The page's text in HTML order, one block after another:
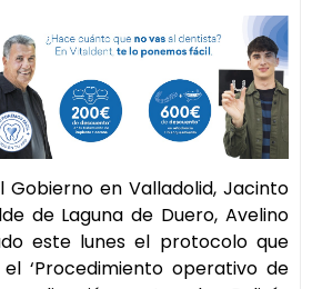
Gobierno en Valladolid, Jacinto
de Laguna de Duero, Avelino
este lunes el protocolo que
‘Procedimiento operativo de